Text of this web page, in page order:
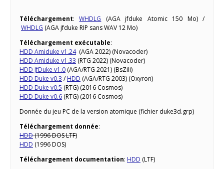
Téléchargement:WHDLG (AGA jfduke Atomic 150 Mo) /
WHDLG (AGA jfduke RIP sans WAV 12 Mo)
Téléchargement exécutable:
HDD Amiduke v1.24(AGA 2022) (Novacoder)
HDD Amiduke v1.33 (RTG 2022) (Novacoder)
HDD JfDuke v1.0 (AGA/RTG 2021) (BsZili)
HDD Duke v0.3 /HDD (AGA/RTG 2003) (Oxyron)
HDD Duke v0.5 (RTG) (2016 Cosmos)
HDD Duke v0.6 (RTG) (2016 Cosmos)
Donnée du jeu PC de la version atomique (fichier duke3d.grp)
Téléchargement donnée:
HDD(1996 DOS LTF)
HDD (1996 DOS)
Téléchargement documentation: HDD (LTF)